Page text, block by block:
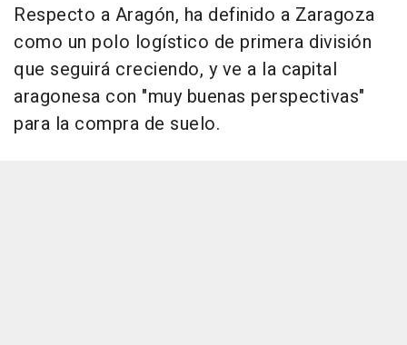
Respecto a Aragón, ha definido a Zaragoza
como un polo logístico de primera división
que seguirá creciendo, y ve a la capital
aragonesa con "muy buenas perspectivas"
para la compra de suelo.